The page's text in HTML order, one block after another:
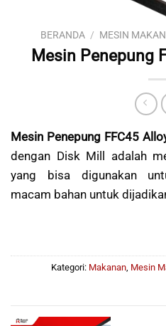
BERANDA / MESIN
Mesin Penepung
Mesin Penepung FFC45
dengan Disk Mill adalah
yang bisa digunakan
macam bahan untuk
Kategori: Makanan, Mesin